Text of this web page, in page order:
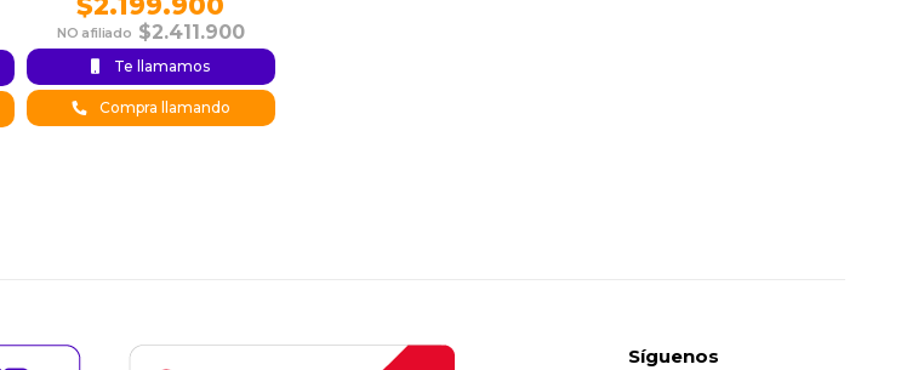
$2.411.900
Original
price was:
$2.411.900.
Current
price is:
$2.199.900.
Te llamamos
Compra llamando
Síguenos